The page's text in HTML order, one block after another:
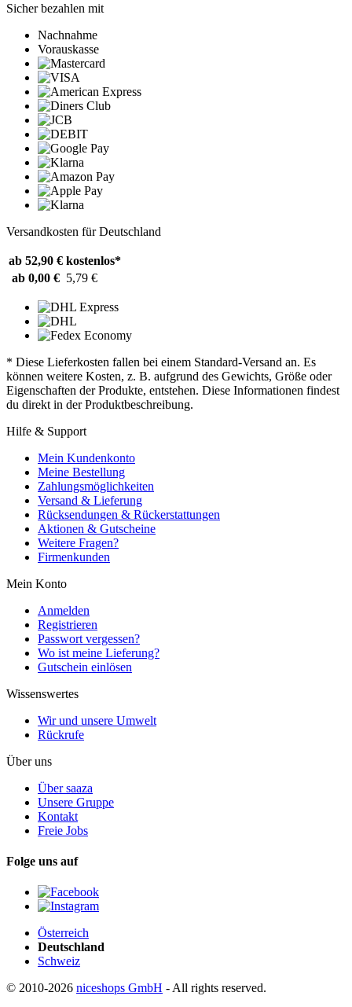
Sicher bezahlen mit
Nachnahme
Vorauskasse
Versandkosten für Deutschland
ab 52,90 € kostenlos*
ab 0,00 € 5,79 €
* Diese Lieferkosten fallen bei einem Standard-Versand an. Es
können weitere Kosten, z. B. aufgrund des Gewichts, Größe oder
Eigenschaften der Produkte, entstehen. Diese Informationen findest
du direkt in der Produktbeschreibung.
Hilfe & Support
Mein Kundenkonto
Meine Bestellung
Zahlungsmöglichkeiten
Versand & Lieferung
Rücksendungen & Rückerstattungen
Aktionen & Gutscheine
Weitere Fragen?
Firmenkunden
Mein Konto
Anmelden
Registrieren
Passwort vergessen?
Wo ist meine Lieferung?
Gutschein einlösen
Wissenswertes
Wir und unsere Umwelt
Rückrufe
Über uns
Über saaza
Unsere Gruppe
Kontakt
Freie Jobs
Folge uns auf
Österreich
Deutschland
Schweiz
© 2010-2026 niceshops GmbH - All rights reserved.